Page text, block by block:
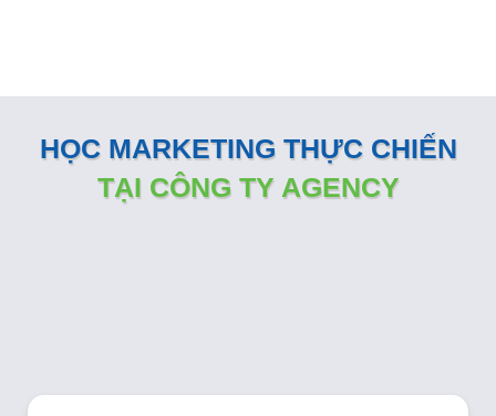
HỌC MARKETING THỰC CHIẾN
TẠI CÔNG TY AGENCY